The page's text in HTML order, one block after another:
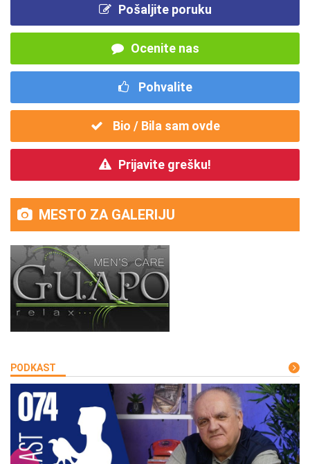
Pošaljite poruku
Ocenite nas
Pohvalite
Bio / Bila sam ovde
Prijavite grešku!
MESTO ZA GALERIJU
PODKAST